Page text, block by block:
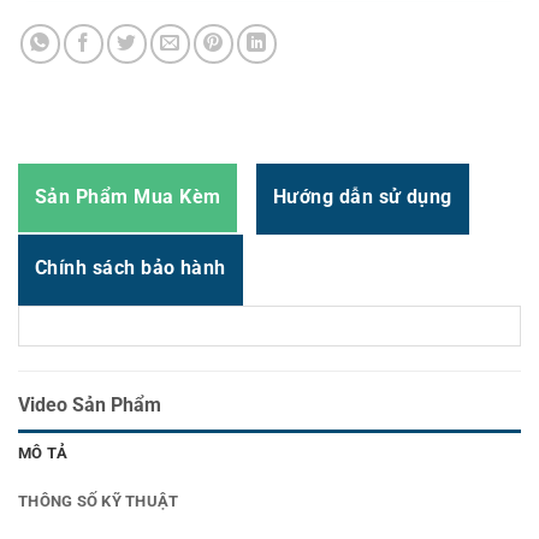
Thời gian:Từ 8h-17h30 Thứ 2 đến Thứ 7
Sản Phẩm Mua Kèm Hướng dẫn sử dụng
Chính sách bảo hành
Video Sản Phẩm
MÔ TẢ
THÔNG SỐ KỸ THUẬT